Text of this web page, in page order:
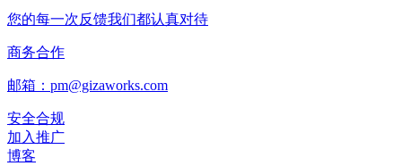
您的每一次反馈我们都认真对待
商务合作
邮箱：pm@gizaworks.com
安全合规
加入推广
博客